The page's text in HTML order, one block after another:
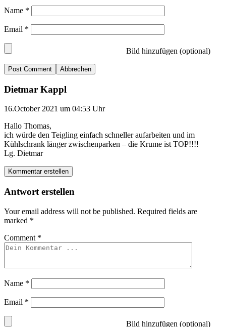
Name *
Email *
Bild hinzufügen (optional)
Abbrechen
Dietmar Kappl
16.October 2021 um 04:53 Uhr
Hallo Thomas,
ich würde den Teigling einfach schneller aufarbeiten und im
Kühlschrank länger zwischenparken – die Krume ist TOP!!!!
Lg. Dietmar
Kommentar erstellen
Antwort erstellen
Your email address will not be published. Required fields are
marked *
Comment *
Name *
Email *
Bild hinzufügen (optional)